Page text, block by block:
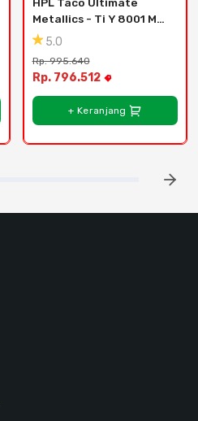
Metallics - Ti Y 8001 Me
- Copper Brush
5.0
Rp. 995.640
Rp. 796.512
+ Keranjang